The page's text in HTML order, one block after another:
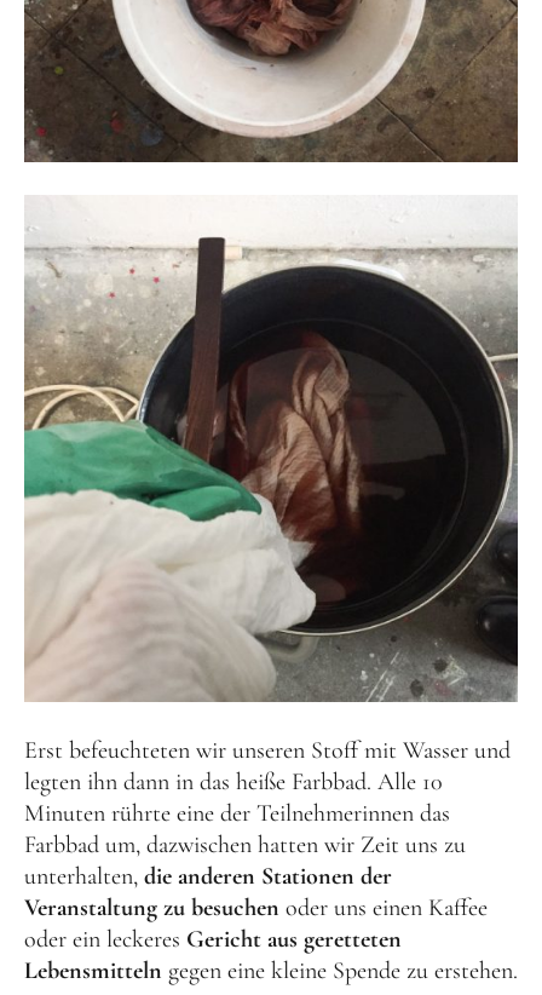
Erst befeuchteten wir unseren Stoff mit Wasser und
legten ihn dann in das heiße Farbbad. Alle 10
Minuten rührte eine der Teilnehmerinnen das
Farbbad um, dazwischen hatten wir Zeit uns zu
unterhalten, die anderen Stationen der
Veranstaltung zu besuchen oder uns einen Kaffee
oder ein leckeres Gericht aus geretteten
Lebensmitteln gegen eine kleine Spende zu erstehen.